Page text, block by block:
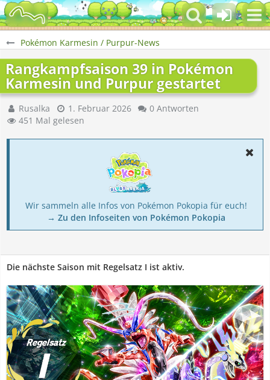
Pokémon Karmesin / Purpur-News
Rangkampfsaison 39 in Pokémon
Karmesin und Purpur gestartet
Rusalka 1. Februar 2026
0 Antworten
451 Mal gelesen
Wir sammeln alle Infos von Pokémon Pokopia für euch!
→ Zu den Infoseiten von Pokémon Pokopia
Die nächste Saison mit Regelsatz I ist aktiv.